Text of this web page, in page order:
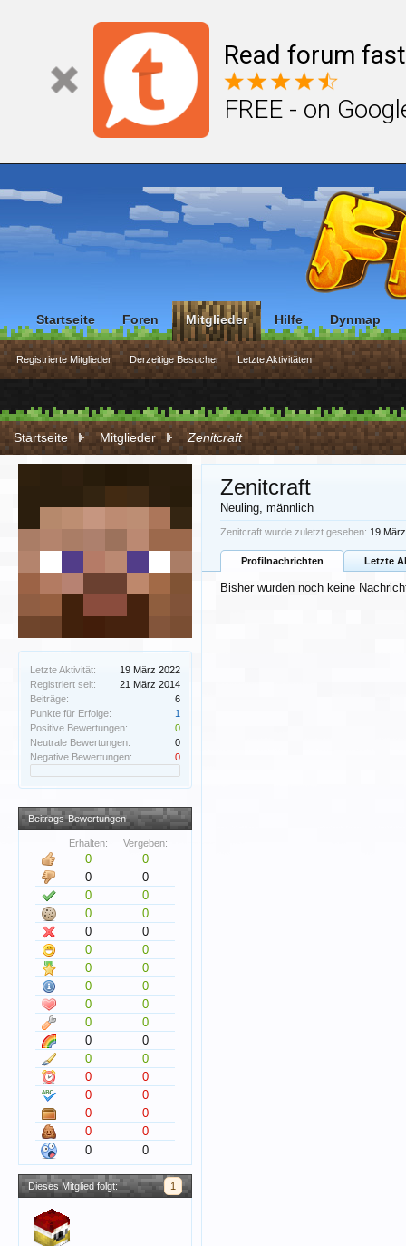
Read forum
FREE - on
Startseite Mitglieder Zenitcraft
Letzte Aktivität:
19 März 2022
Registriert seit:
21 März 2014
Beiträge:
6
Punkte für Erfolge:
1
Positive Bewertungen:
0
Neutrale Bewertungen:
0
Negative Bewertungen:
0
Beitrags-Bewertungen
Erhalten: Vergeben:
0
0
0
0
0
0
0
0
0
0
0
0
0
0
0
0
0
0
0
0
0
0
0
0
0
0
0
0
0
0
0
0
0
0
Dieses Mitglied folgt: 1
Zenitcraft
Neuling, männlich
Zenitcraft wurde zuletzt gesehen: 19
Profilnachrichten Letzte
Bisher wurden noch keine
Startseite Foren Mitglieder
Registrierte Mitglieder Derzeitige Besucher Letzte Aktivitäten
Hilfe Dynmap